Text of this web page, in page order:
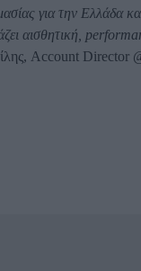
για την Ελλάδα
αισθητική,
Account